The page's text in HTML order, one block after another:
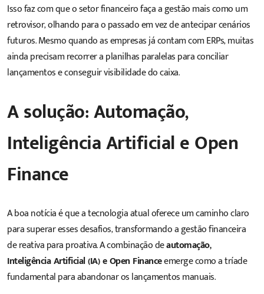
Isso faz com que o setor financeiro faça a gestão mais como um
retrovisor, olhando para o passado em vez de antecipar cenários
futuros. Mesmo quando as empresas já contam com ERPs, muitas
ainda precisam recorrer a planilhas paralelas para conciliar
lançamentos e conseguir visibilidade do caixa.
A solução: Automação,
Inteligência Artificial e Open
Finance
A boa notícia é que a tecnologia atual oferece um caminho claro
para superar esses desafios, transformando a gestão financeira
de reativa para proativa. A combinação deautomação,
Inteligência Artificial (IA) e Open Financeemerge como a tríade
fundamental para abandonar os lançamentos manuais.